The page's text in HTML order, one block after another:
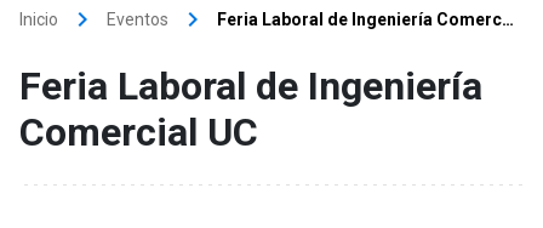
Inicio keyboard_arrow_right Eventos keyboard_arrow_right Feria Laboral de Ingeniería Comercial UC
Feria Laboral de Ingeniería
Comercial UC